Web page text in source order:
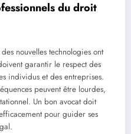
du droit
nouvelles technologies ont
garantir le respect des
individus et des entreprises.
peuvent être lourdes,
Un bon avocat doit
pour guider ses